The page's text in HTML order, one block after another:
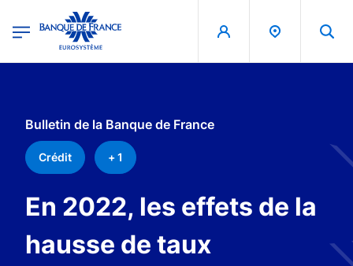
Banque de France - Menu Principal
Bulletin de la Banque de France
Crédit + 1
En 2022, les effets de la
hausse de taux